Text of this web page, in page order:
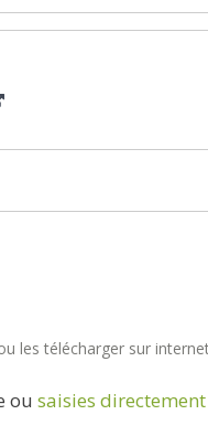
les télécharger sur
ou saisies